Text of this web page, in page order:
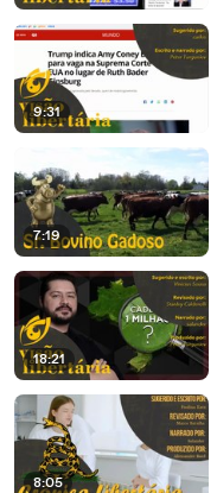
9:31
7:19
18:21
8:05